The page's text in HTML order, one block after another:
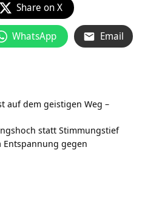
Share on X
WhatsApp Email
auf dem geistigen Weg –
statt Stimmungstief
Entspannung gegen